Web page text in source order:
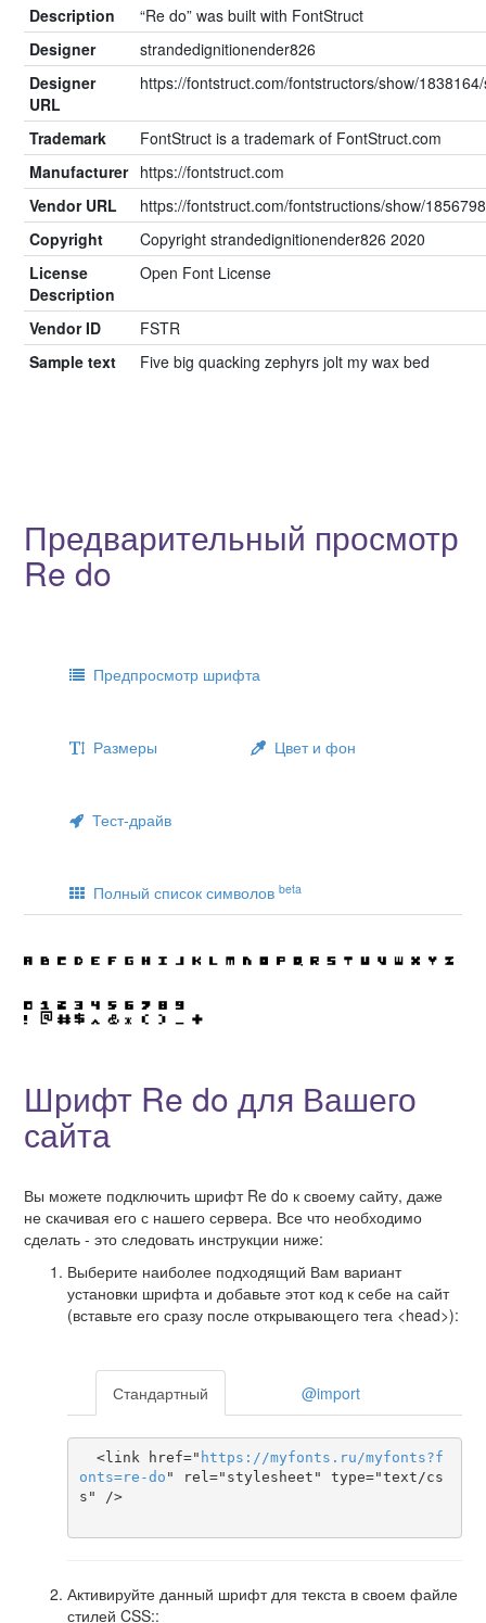
Description
“Re do” was built with FontStruct
Designer
strandedignitionender826
Designer
URL
https://fontstruct.com/fontstructors/show/
Trademark
FontStruct is a trademark of FontStruct.com
Manufacturer https://fontstruct.com
Vendor URL
https://fontstruct.com/fontstructions/show/
Copyright
Copyright strandedignitionender826 2020
License
Description
Open Font License
Vendor ID
FSTR
Sample text
Five big quacking zephyrs jolt my wax bed
Предварительный просмотр
Re do
Предпросмотр шрифта
Размеры Цвет и фон
Тест-драйв
Полный список символов beta
Шрифт Re do для Вашего
сайта
Вы можете подключить шрифт Re do к своему сайту, даже
не скачивая его с нашего сервера. Все что необходимо
сделать - это следовать инструкции ниже:
Выберите наиболее подходящий Вам вариант
установки шрифта и добавьте этот код к себе на сайт
(вставьте его сразу после открывающего тега <head>):
Стандартный @import
  <link href="
https ://myfonts . ru/myfonts?f
onts=re-do " rel="stylesheet" type="text/cs
s" />
Активируйте данный шрифт для текста в своем файле
стилей CSS::